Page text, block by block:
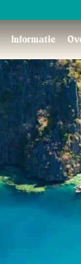
Informatie